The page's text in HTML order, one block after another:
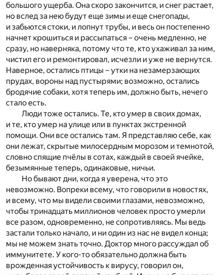
большого ущерба. Она скоро закончится, и снег растает,
но вслед за нею будут еще зимы и еще снегопады,
и забьются стоки, и лопнут трубы, и весь он постепенно
начнет крошиться и рассыпаться – очень медленно, не
сразу, но наверняка, потому что те, кто ухаживал за ним,
чистил его и ремонтировал, исчезли и уже не вернутся.
Наверное, остались птицы – утки на незамерзающих
прудах, вороны над пустырями; возможно, остались
бродячие собаки, хотя теперь им, должно быть, нечего
стало есть.
Люди тоже остались. Те, кто умер в своих домах,
и те, кто умер на улице или в пунктах экстренной
помощи. Они все остались там. Я представляю себе, как
они лежат, скрытые милосердным морозом и темнотой,
словно спящие пчёлы в сотах, каждый в своей ячейке,
безымянные теперь, одинаковые, ничьи.
Но бывают дни, когда я уверена, что это
невозможно. Вопреки всему, что говорили в новостях,
и всему, что мы видели своими глазами, невозможно,
чтобы тринадцать миллионов человек просто умерли
все разом, одновременно, не сопротивляясь. Мы ведь
застали только начало, и ни один из нас не видел конца;
мы не можем знать точно. Доктор много рассуждал об
иммунитете. У кого-то обязательно должна быть
врожденная устойчивость к вирусу, говорил он,